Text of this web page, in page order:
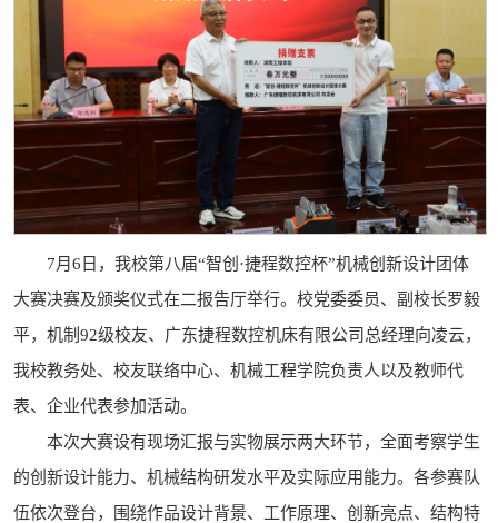
7月6日，我校第八届“智创·捷程数控杯”机械创新设计团体
大赛决赛及颁奖仪式在二报告厅举行。校党委委员、副校长罗毅
平，机制92级校友、广东捷程数控机床有限公司总经理向凌云，
我校教务处、校友联络中心、机械工程学院负责人以及教师代
表、企业代表参加活动。
本次大赛设有现场汇报与实物展示两大环节，全面考察学生
的创新设计能力、机械结构研发水平及实际应用能力。各参赛队
伍依次登台，围绕作品设计背景、工作原理、创新亮点、结构特